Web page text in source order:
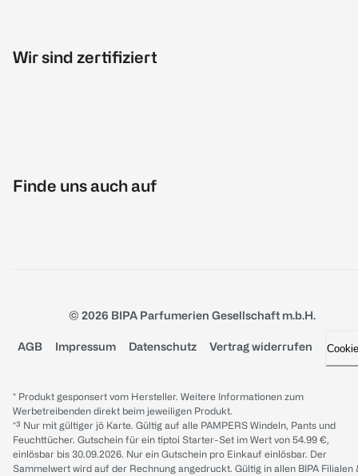
Wir sind zertifiziert
Finde uns auch auf
© 2026 BIPA Parfumerien Gesellschaft m.b.H.
AGB Impressum Datenschutz Vertrag widerrufen
* Produkt gesponsert vom Hersteller. Weitere Informationen zum
Werbetreibenden direkt beim jeweiligen Produkt.
*³ Nur mit gültiger jö Karte. Gültig auf alle PAMPERS Windeln, Pants und
Feuchttücher. Gutschein für ein tiptoi Starter-Set im Wert von 54.99 €,
einlösbar bis 30.09.2026. Nur ein Gutschein pro Einkauf einlösbar. Der
Sammelwert wird auf der Rechnung angedruckt. Gültig in allen BIPA Filialen